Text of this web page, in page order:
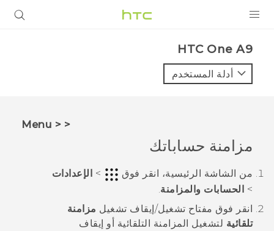
VIVE
VIVERSE
البرامج + التطبيقات
الدعم
أجهزة HTC والملحقات
HTC One A9‎
أدلة المستخدم
< < Menu
مزامنة حساباتك
من الشاشة الرئيسية، انقر فوق >
الإعدادات
> الحسابات والمزامنة
انقر فوق مفتاح تشغيل/إيقاف تشغيل مزامنة
تلقائية لتشغيل المزامنة التلقائية أو إيقاف